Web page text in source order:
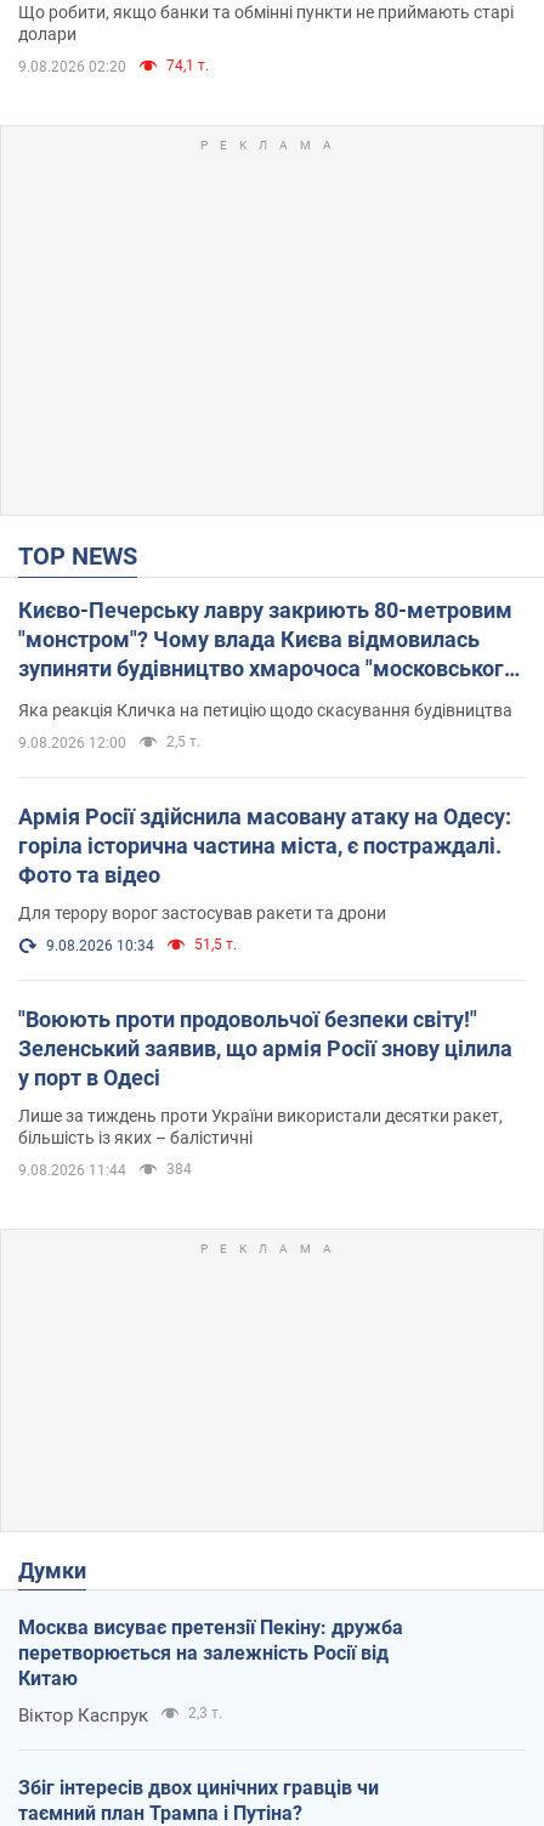
Що робити, якщо банки та обмінні пункти не приймають старі
долари
9.08.2026 02:20 74,1 т.
TOP NEWS
Києво-Печерську лавру закриють 80-метровим
"монстром"? Чому влада Києва відмовилась
зупиняти будівництво хмарочоса "московського
вірянина"
Яка реакція Кличка на петицію щодо скасування будівництва
9.08.2026 12:00 2,5 т.
Армія Росії здійснила масовану атаку на Одесу:
горіла історична частина міста, є постраждалі.
Фото та відео
Для терору ворог застосував ракети та дрони
9.08.2026 10:34 51,5 т.
"Воюють проти продовольчої безпеки світу!"
Зеленський заявив, що армія Росії знову цілила
у порт в Одесі
Лише за тиждень проти України використали десятки ракет,
більшість із яких – балістичні
9.08.2026 11:44 384
Думки
Москва висуває претензії Пекіну: дружба
перетворюється на залежність Росії від
Китаю
Віктор Каспрук 2,3 т.
Збіг інтересів двох цинічних гравців чи
таємний план Трампа і Путіна?